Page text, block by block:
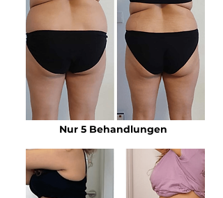
Nur 5 Behandlungen